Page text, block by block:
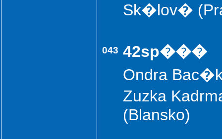
Sk�lov�
043 42sp���
Ondra
Zuzka
(Blansko)